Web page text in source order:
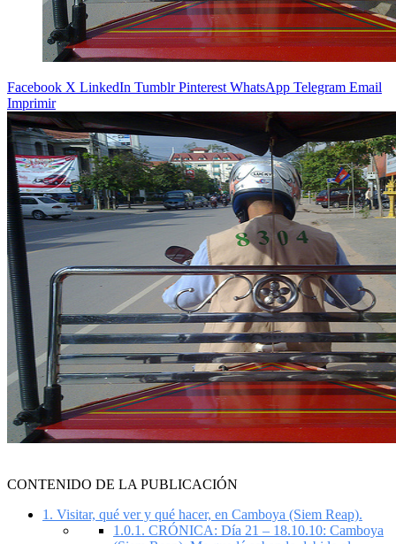
Facebook X LinkedIn Tumblr Pinterest WhatsApp Telegram Email
Imprimir
CONTENIDO DE LA PUBLICACIÓN
1. Visitar, qué ver y qué hacer, en Camboya (Siem Reap).
1.0.1. CRÓNICA: Día 21 – 18.10.10: Camboya